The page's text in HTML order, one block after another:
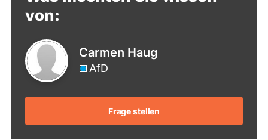
von:
Carmen Haug
AfD
Frage stellen